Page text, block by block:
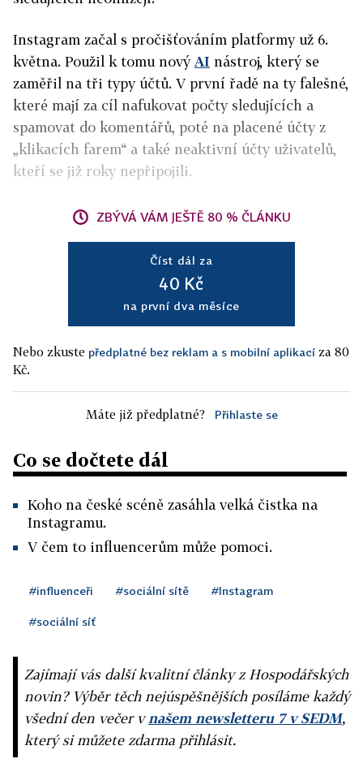
Instagram začal s pročišťováním platformy už 6.
května. Použil k tomu nový AI nástroj, který se
zaměřil na tři typy účtů. V první řadě na ty falešné,
které mají za cíl nafukovat počty sledujících a
spamovat do komentářů, poté na placené účty z
„klikacích farem“ a také neaktivní účty uživatelů,
kteří se již roky nepřipojili.
ZBÝVÁ VÁM JEŠTĚ 80 % ČLÁNKU
Číst dál za
40 Kč
na první dva měsíce
Nebo zkuste předplatné bez reklam a s mobilní aplikací za 80
Kč.
Máte již předplatné? Přihlaste se
Co se dočtete dál
Koho na české scéně zasáhla velká čistka na
Instagramu.
V čem to influencerům může pomoci.
#influenceři #sociální sítě #Instagram
#sociální síť
Zajímají vás další kvalitní články z Hospodářských
novin? Výběr těch nejúspěšnějších posíláme každý
všední den večer vnašem newsletteru 7 v SEDM,
který si můžete zdarma přihlásit.